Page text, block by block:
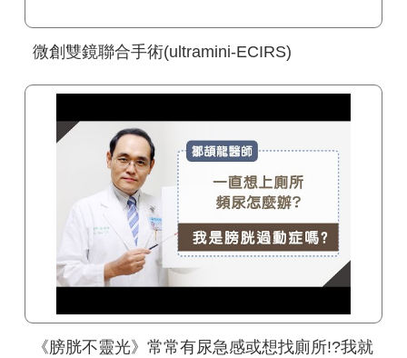
微創雙鏡聯合手術(ultramini-ECIRS)
《膀胱不靈光》常常有尿急感或想找廁所!?我就